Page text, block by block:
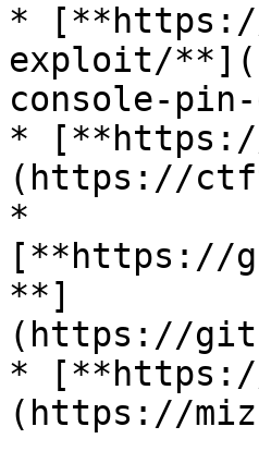
* [**https://
exploit/
console-
* [**https://
(https://
*
[**https://
**]
(https://
*
(https://